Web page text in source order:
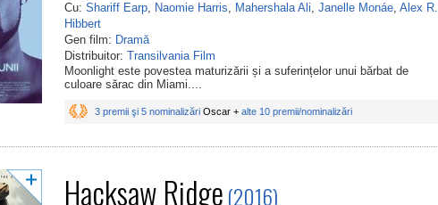
Cu: Shariff Earp, Naomie Harris, Mahershala Ali, Janelle Monáe, Alex R.
Hibbert
Gen film: Dramă
Distribuitor: Transilvania Film
Moonlight este povestea maturizării și a suferințelor unui bărbat de
culoare sărac din Miami....
3 premii şi 5 nominalizări Oscar + alte 10 premii/nominalizări
Hacksaw Ridge(2016)